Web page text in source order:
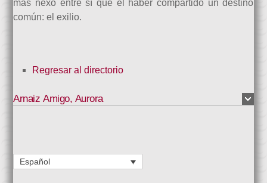
más nexo entre sí que el haber compartido un destino
común: el exilio.
Regresar al directorio
Arnaiz Amigo, Aurora
Español